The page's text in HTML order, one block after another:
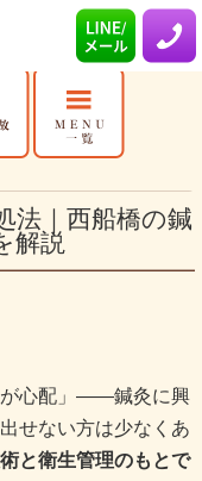
法｜西船橋の鍼
解説
が心配」——鍼灸に興
せない方は少なくあ
と衛生管理のもとで